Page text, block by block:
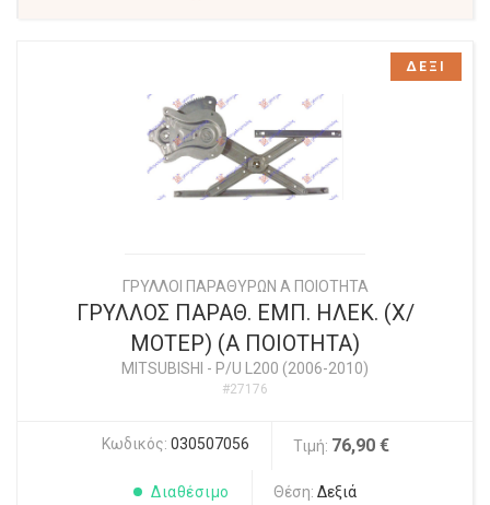
ΓΡΥΛΛΟΙ ΠΑΡΑΘΥΡΩΝ Α ΠΟΙΟΤΗΤΑ
ΓΡΥΛΛΟΣ ΠΑΡΑΘ. ΕΜΠ. ΗΛΕΚ. (Χ/
ΜΟΤΕΡ) (Α ΠΟΙΟΤΗΤΑ)
MITSUBISHI - P/U L200 (2006-2010)
#27176
Κωδικός: 030507056 Τιμή: 76,90 €
Διαθέσιμο Θέση: Δεξιά
ΔΕΞΙ